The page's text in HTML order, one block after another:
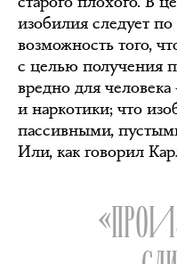
изобилия следует
возможность того,
с целью получения
вредно для
и наркотики; что
пассивными,
Или, как говорил